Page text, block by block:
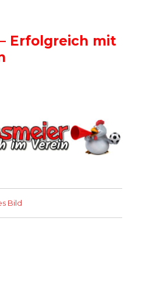
Erfolgreich mit
Bild